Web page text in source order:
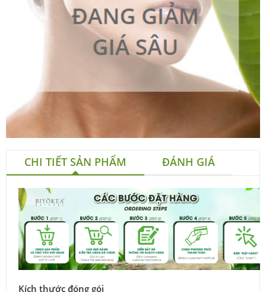
CHI TIẾT SẢN PHẨM ĐÁNH GIÁ
Kích thước đóng gói